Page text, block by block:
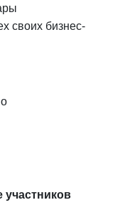
своих бизнес-
участников